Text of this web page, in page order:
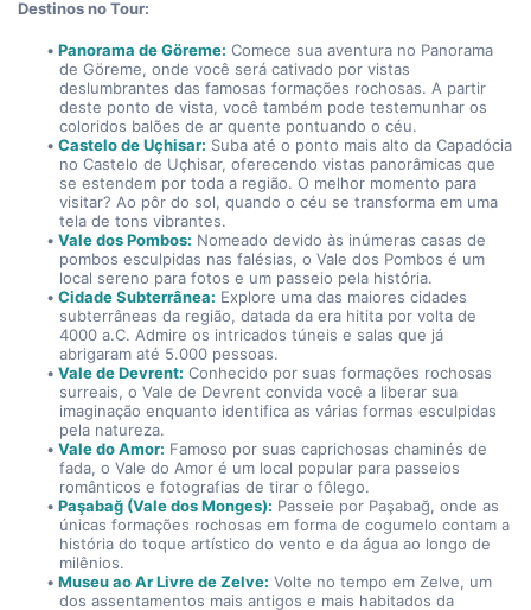
Destinos no Tour:
Panorama de Göreme: Comece sua aventura no Panorama
de Göreme, onde você será cativado por vistas
deslumbrantes das famosas formações rochosas. A partir
deste ponto de vista, você também pode testemunhar os
coloridos balões de ar quente pontuando o céu.
Castelo de Uçhisar: Suba até o ponto mais alto da Capadócia
no Castelo de Uçhisar, oferecendo vistas panorâmicas que
se estendem por toda a região. O melhor momento para
visitar? Ao pôr do sol, quando o céu se transforma em uma
tela de tons vibrantes.
Vale dos Pombos: Nomeado devido às inúmeras casas de
pombos esculpidas nas falésias, o Vale dos Pombos é um
local sereno para fotos e um passeio pela história.
Cidade Subterrânea: Explore uma das maiores cidades
subterrâneas da região, datada da era hitita por volta de
4000 a.C. Admire os intricados túneis e salas que já
abrigaram até 5.000 pessoas.
Vale de Devrent: Conhecido por suas formações rochosas
surreais, o Vale de Devrent convida você a liberar sua
imaginação enquanto identifica as várias formas esculpidas
pela natureza.
Vale do Amor: Famoso por suas caprichosas chaminés de
fada, o Vale do Amor é um local popular para passeios
românticos e fotografias de tirar o fôlego.
Paşabağ (Vale dos Monges): Passeie por Paşabağ, onde as
únicas formações rochosas em forma de cogumelo contam a
história do toque artístico do vento e da água ao longo de
milênios.
Museu ao Ar Livre de Zelve: Volte no tempo em Zelve, um
dos assentamentos mais antigos e mais habitados da